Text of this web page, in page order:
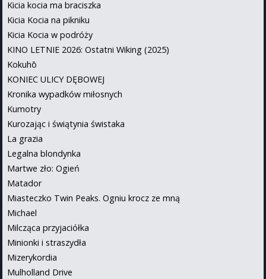
Kicia kocia ma braciszka
Kicia Kocia na pikniku
Kicia Kocia w podróży
KINO LETNIE 2026: Ostatni Wiking (2025)
Kokuhō
KONIEC ULICY DĘBOWEJ
Kronika wypadków miłosnych
Kumotry
Kurozając i świątynia świstaka
La grazia
Legalna blondynka
Martwe zło: Ogień
Matador
Miasteczko Twin Peaks. Ogniu krocz ze mną
Michael
Milcząca przyjaciółka
Minionki i straszydła
Mizerykordia
Mulholland Drive